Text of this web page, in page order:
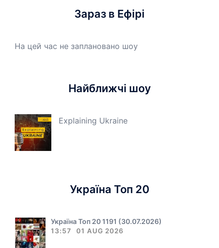
Зараз в Ефірі
На цей час не заплановано шоу
Найближчі шоу
Explaining Ukraine
Україна Топ 20
Україна Топ 20 1191 (30.07.2026)
13:57 01 AUG 2026